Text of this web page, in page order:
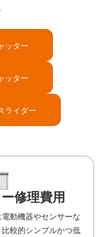
ッター
ッター
ライダー
修理費用
動機器やセンサーな
較的シンプルかつ低